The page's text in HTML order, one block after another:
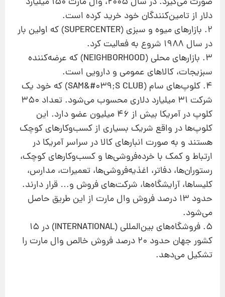
دلار از تامین‌كنندگان خود خرید كرده است.
۲. بازارهای میوه و سبزی (SUPERCENTER) كه اولین بار
در سال ۱۹۸۸ شروع به فعالیت كرد.
۳. بازارهای محلی (NEIGHBORHOOD) كه عرضه‌كننده
سبزیجات، كالاهای عمومی و دارویی است.
۴. كلوپ‌های سام (SAM&#۰۳۹;S CLUB) كه خود یك
شركت ۳۱ میلیارد دلاری محسوب می‌شود. تعداد ۳۵۰
كلوپ در آمریكا بیش از ۴۶ میلیون عضو دارد. این
كلوپ‌ها در واقع شریك بسیاری از كسب‌وكارهای كوچك
هستند و به صورت انبارهای كالا در سراسر آمریكا در
ارتباط و كمك با خرده‌فروشی‌ها و كسب‌وكارهای كوچك،
رستوران‌ها، دفاتر، اغذیه‌فروشی‌ها، تعمیرات، مدارس،
كلیساها، آرایشگاه‌ها، شركت‌های فروش و… قرار دارند.
حدود ۱۳ درصد فروش وال مارت از این طریق حاصل
می‌شود.
۵. فروشگاه‌های بین‌المللی (INTERNATIONAL) در ۱۵
كشور جهان حدود ۲۰ درصد فروش خالص وال مارت را
تشكیل می‌دهد.